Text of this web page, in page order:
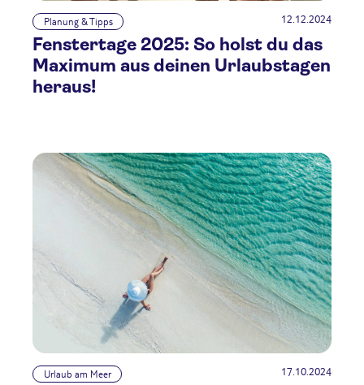
Planung & Tipps 12.12.2024
Fenstertage 2025: So holst du das
Maximum aus deinen Urlaubstagen
heraus!
Urlaub am Meer 17.10.2024